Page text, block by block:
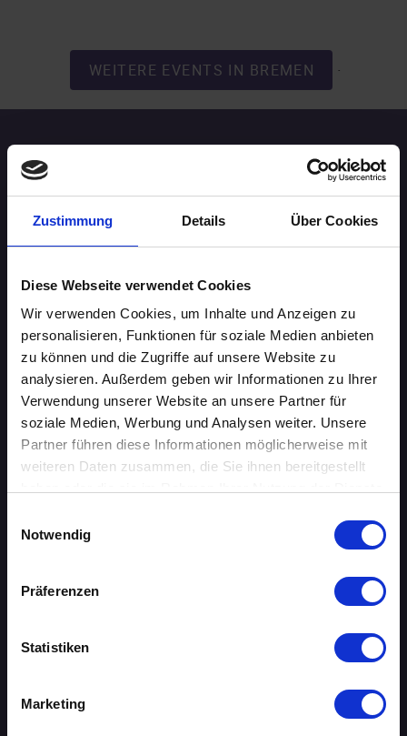
Zustimmung Details Über Cookies
Diese Webseite verwendet Cookies
Wir verwenden Cookies, um Inhalte und Anzeigen zu
personalisieren, Funktionen für soziale Medien anbieten
zu können und die Zugriffe auf unsere Website zu
analysieren. Außerdem geben wir Informationen zu Ihrer
Verwendung unserer Website an unsere Partner für
soziale Medien, Werbung und Analysen weiter. Unsere
Partner führen diese Informationen möglicherweise mit
weiteren Daten zusammen, die Sie ihnen bereitgestellt
Notwendig
Präferenzen
Statistiken
Marketing
WEITERE EVENTS IN BREMEN .
Speed-Dating Events
ÜBERSICHT
AUGSBURG
BERLIN
BIELEFELD
BRAUNSCHWEIG
BREMEN
DRESDEN
ERFURT
HAMBURG